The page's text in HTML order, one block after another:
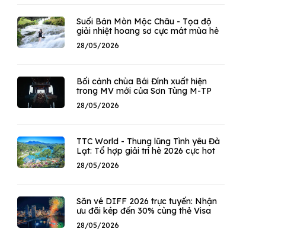
Suối Bản Mòn Mộc Châu - Tọa độ
giải nhiệt hoang sơ cực mát mùa hè
28/05/2026
Bối cảnh chùa Bái Đính xuất hiện
trong MV mới của Sơn Tùng M-TP
28/05/2026
TTC World - Thung lũng Tình yêu Đà
Lạt: Tổ hợp giải trí hè 2026 cực hot
28/05/2026
Săn vé DIFF 2026 trực tuyến: Nhận
ưu đãi kép đến 30% cùng thẻ Visa
28/05/2026